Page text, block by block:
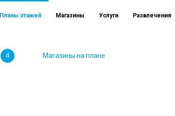
Планы этажей Магазины Услуги Развлечения
4 Магазины на плане